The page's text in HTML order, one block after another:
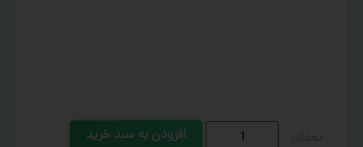
افزودن به سبد خرید